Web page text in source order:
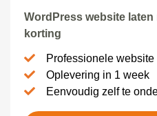
WordPress website
korting
Professionele website
Oplevering in 1 week
Eenvoudig zelf te